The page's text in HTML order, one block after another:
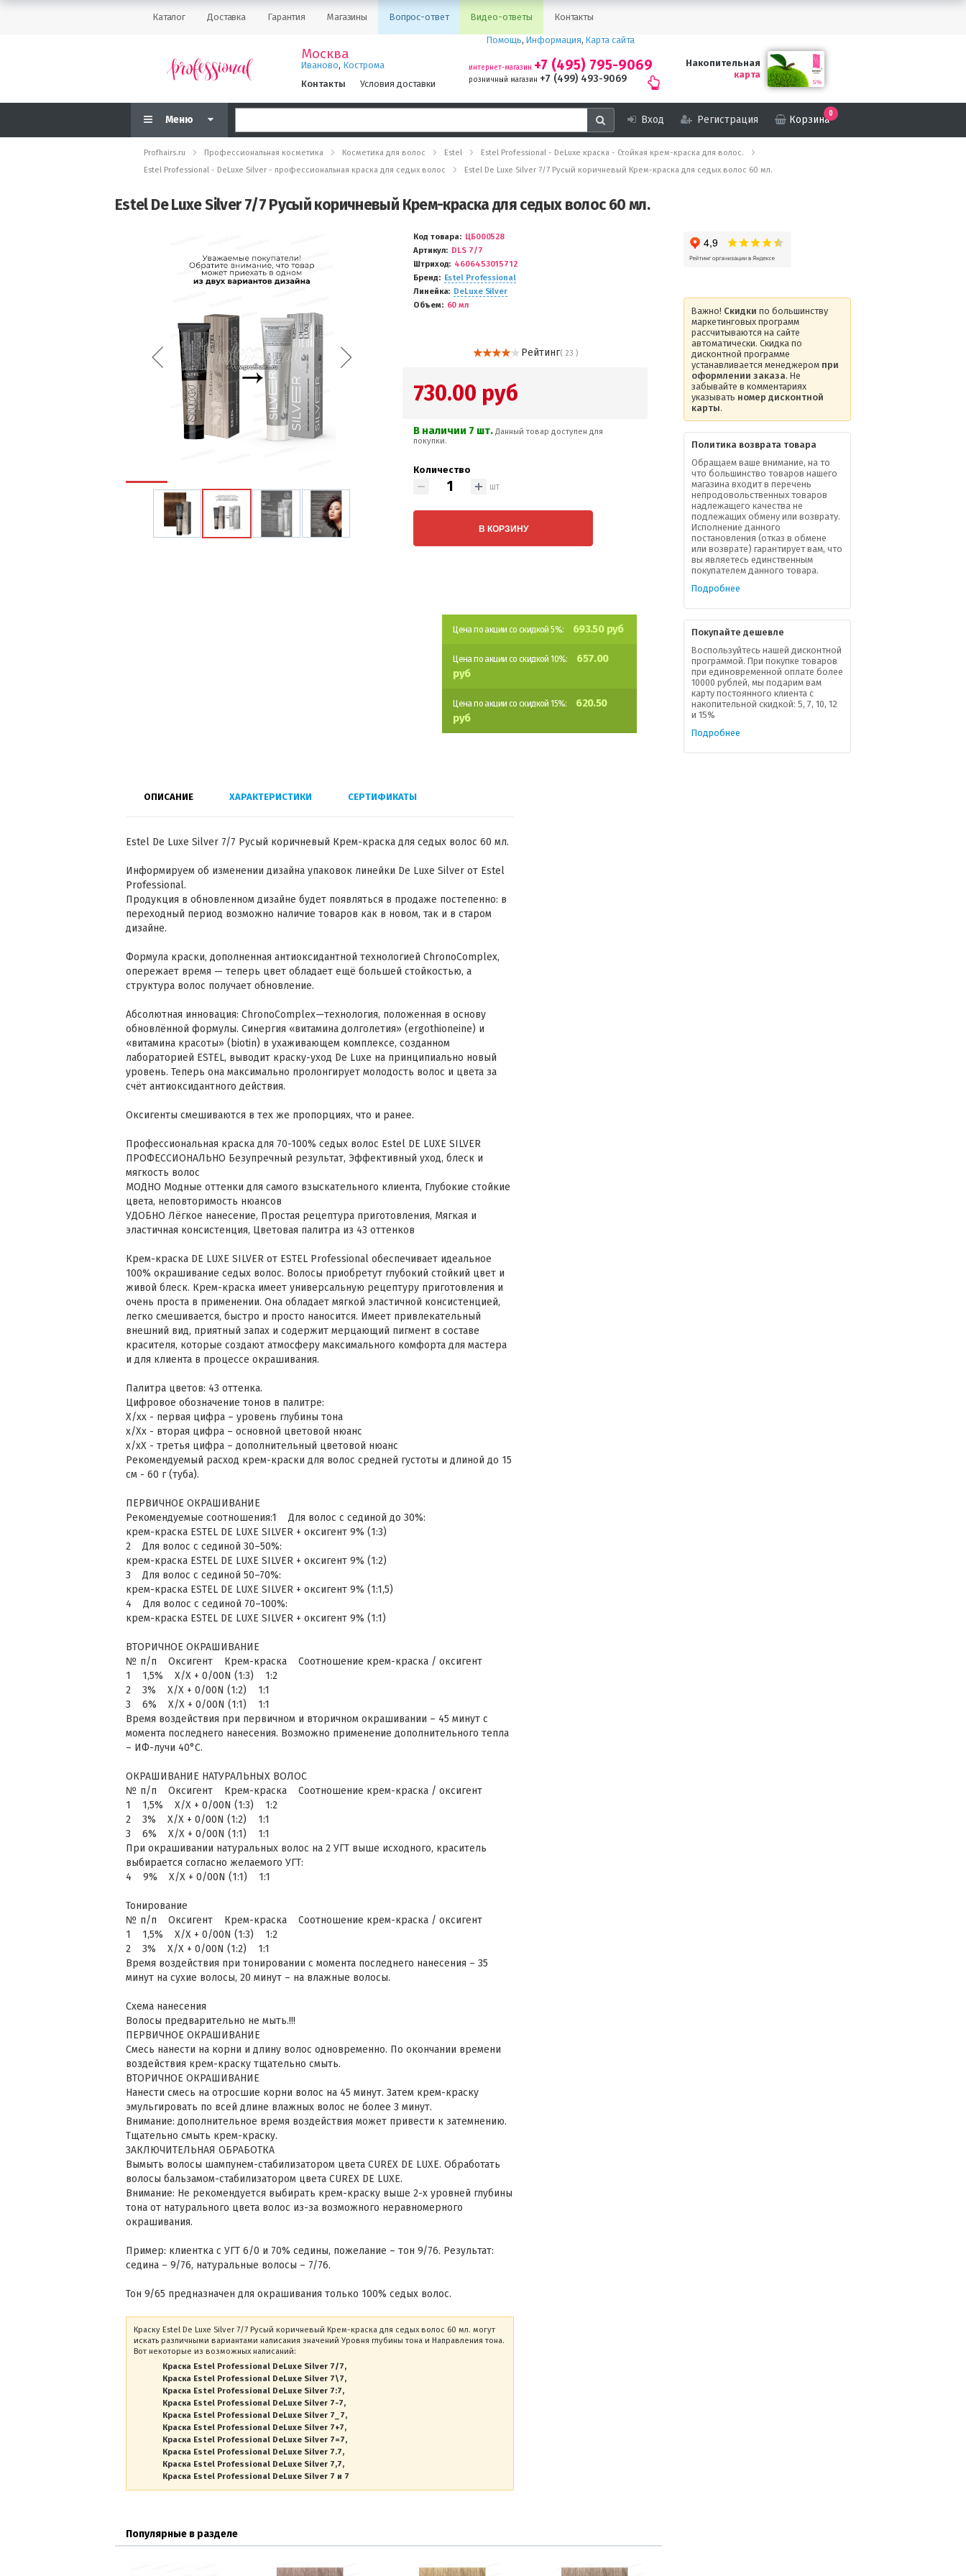
Каталог Доставка Гарантия Магазины Вопрос-ответ Видео-ответы Контакты
Москва
Иваново, Кострома
Контакты
Условия доставки
Помощь, Информация, Карта сайта
интернет-магазин +7 (495) 795-9069
розничный магазин +7 (499) 493-9069
Накопительная
карта
Меню Вход Регистрация Корзина
0
Profhairs.ru Профессиональная косметика Косметика для волос Estel
Estel Professional - DeLuxe краска - Стойкая крем-краска для волос.
Estel Professional - DeLuxe Silver - профессиональная краска для седых волос
Estel De Luxe Silver 7/7 Русый коричневый Крем-краска для седых волос 60 мл.
Estel De Luxe Silver 7/7 Русый коричневый Крем-краска для седых волос 60 мл.
Код товара
ЦБ000528
Артикул
DLS 7/7
Штриход
4606453015712
Бренд
Estel Professional
Линейка
DeLuxe Silver
Объем
60 мл
Рейтинг( 23 )
730.00 руб
В наличии 7 шт.Данный товар доступен для
покупки.
Количество
шт
В КОРЗИНУ
Цена по акции со скидкой 5%: 693.50 руб
Цена по акции со скидкой 10%:
657.00
руб
Цена по акции со скидкой 15%:
620.50
руб
ОПИСАНИЕ ХАРАКТЕРИСТИКИ СЕРТИФИКАТЫ
Estel De Luxe Silver 7/7 Русый коричневый Крем-краска для седых волос 60 мл.
Информируем об изменении дизайна упаковок линейки De Luxe Silver от Estel
Professional.
Продукция в обновленном дизайне будет появляться в продаже постепенно: в
переходный период возможно наличие товаров как в новом, так и в старом
дизайне.
Формула краски, дополненная антиоксидантной технологией ChronoComplex,
опережает время — теперь цвет обладает ещё большей стойкостью, а
структура волос получает обновление.
Абсолютная инновация: ChronoComplex—технология, положенная в основу
обновлённой формулы. Синергия «витамина долголетия» (ergothioneine) и
«витамина красоты» (biotin) в ухаживающем комплексе, созданном
лабораторией ESTEL, выводит краску-уход De Luxe на принципиально новый
уровень. Теперь она максимально пролонгирует молодость волос и цвета за
счёт антиоксидантного действия.
Оксигенты смешиваются в тех же пропорциях, что и ранее.
Профессиональная краска для 70-100% седых волос Estel DE LUXE SILVER
ПРОФЕССИОНАЛЬНО Безупречный результат, Эффективный уход, блеск и
мягкость волос
МОДНО Модные оттенки для самого взыскательного клиента, Глубокие стойкие
цвета, неповторимость нюансов
УДОБНО Лёгкое нанесение, Простая рецептура приготовления, Мягкая и
эластичная консистенция, Цветовая палитра из 43 оттенков
Крем-краска DE LUXE SILVER от ESTEL Professional обеспечивает идеальное
100% окрашивание седых волос. Волосы приобретут глубокий стойкий цвет и
живой блеск. Крем-краска имеет универсальную рецептуру приготовления и
очень проста в применении. Она обладает мягкой эластичной консистенцией,
легко смешивается, быстро и просто наносится. Имеет привлекательный
внешний вид, приятный запах и содержит мерцающий пигмент в составе
красителя, которые создают атмосферу максимального комфорта для мастера
и для клиента в процессе окрашивания.
Палитра цветов: 43 оттенка.
Цифровое обозначение тонов в палитре:
Х/хх - первая цифра – уровень глубины тона
х/Хx - вторая цифра – основной цветовой нюанс
х/хХ - третья цифра – дополнительный цветовой нюанс
Рекомендуемый расход крем-краски для волос средней густоты и длиной до 15
см - 60 г (туба).
ПЕРВИЧНОЕ ОКРАШИВАНИЕ
Рекомендуемые соотношения:1 Для волос с сединой до 30%:
крем-краска ESTEL DE LUXE SILVER + оксигент 9% (1:3)
2 Для волос с сединой 30–50%:
крем-краска ESTEL DE LUXE SILVER + оксигент 9% (1:2)
3 Для волос с сединой 50–70%:
крем-краска ESTEL DE LUXE SILVER + оксигент 9% (1:1,5)
4 Для волос с сединой 70–100%:
крем-краска ESTEL DE LUXE SILVER + оксигент 9% (1:1)
ВТОРИЧНОЕ ОКРАШИВАНИЕ
№ п/п Оксигент Крем-краска Соотношение крем-краска / оксигент
1 1,5% Х/Х + 0/00N (1:3) 1:2
2 3% Х/Х + 0/00N (1:2) 1:1
3 6% Х/Х + 0/00N (1:1) 1:1
Время воздействия при первичном и вторичном окрашивании – 45 минут с
момента последнего нанесения. Возможно применение дополнительного тепла
– ИФ-лучи 40°С.
ОКРАШИВАНИЕ НАТУРАЛЬНЫХ ВОЛОС
№ п/п Оксигент Крем-краска Соотношение крем-краска / оксигент
1 1,5% Х/Х + 0/00N (1:3) 1:2
2 3% Х/Х + 0/00N (1:2) 1:1
3 6% Х/Х + 0/00N (1:1) 1:1
При окрашивании натуральных волос на 2 УГТ выше исходного, краситель
выбирается согласно желаемого УГТ:
4 9% Х/Х + 0/00N (1:1) 1:1
Тонирование
№ п/п Оксигент Крем-краска Соотношение крем-краска / оксигент
1 1,5% Х/Х + 0/00N (1:3) 1:2
2 3% Х/Х + 0/00N (1:2) 1:1
Время воздействия при тонировании с момента последнего нанесения – 35
минут на сухие волосы, 20 минут – на влажные волосы.
Схема нанесения
Волосы предварительно не мыть.!!!
ПЕРВИЧНОЕ ОКРАШИВАНИЕ
Смесь нанести на корни и длину волос одновременно. По окончании времени
воздействия крем-краску тщательно смыть.
ВТОРИЧНОЕ ОКРАШИВАНИЕ
Нанести смесь на отросшие корни волос на 45 минут. Затем крем-краску
эмульгировать по всей длине влажных волос не более 3 минут.
Внимание: дополнительное время воздействия может привести к затемнению.
Тщательно смыть крем-краску.
ЗАКЛЮЧИТЕЛЬНАЯ ОБРАБОТКА
Вымыть волосы шампунем-стабилизатором цвета CUREX DE LUXE. Обработать
волосы бальзамом-стабилизатором цвета CUREX DE LUXE.
Внимание: Не рекомендуется выбирать крем-краску выше 2-х уровней глубины
тона от натурального цвета волос из-за возможного неравномерного
окрашивания.
Пример: клиентка с УГТ 6/0 и 70% седины, пожелание – тон 9/76. Результат:
седина – 9/76, натуральные волосы – 7/76.
Тон 9/65 предназначен для окрашивания только 100% седых волос.
Краску Estel De Luxe Silver 7/7 Русый коричневый Крем-краска для седых волос 60 мл. могут
искать различными вариантами написания значений Уровня глубины тона и Направления тона.
Вот некоторые из возможных написаний:
Краска Estel Professional DeLuxe Silver 7/7
Краска Estel Professional DeLuxe Silver 7\7
Краска Estel Professional DeLuxe Silver 7:7
Краска Estel Professional DeLuxe Silver 7-7
Краска Estel Professional DeLuxe Silver 7_7
Краска Estel Professional DeLuxe Silver 7+7
Краска Estel Professional DeLuxe Silver 7=7
Краска Estel Professional DeLuxe Silver 7.7
Краска Estel Professional DeLuxe Silver 7,7
Краска Estel Professional DeLuxe Silver 7 и 7
Популярные в разделе
Важно! Скидки по большинству
маркетинговых программ
рассчитываются на сайте
автоматически. Скидка по
дисконтной программе
устанавливается менеджером при
оформлении заказа. Не
забывайте в комментариях
указывать номер дисконтной
карты.
Политика возврата товара
Обращаем ваше внимание, на то
что большинство товаров нашего
магазина входит в перечень
непродовольственных товаров
надлежащего качества не
подлежащих обмену или возврату.
Исполнение данного
постановления (отказ в обмене
или возврате) гарантирует вам, что
вы являетесь единственным
покупателем данного товара.
Подробнее
Покупайте дешевле
Воспользуйтесь нашей дисконтной
программой. При покупке товаров
при единовременной оплате более
10000 рублей, мы подарим вам
карту постоянного клиента с
накопительной скидкой: 5, 7, 10, 12
и 15%
Подробнее